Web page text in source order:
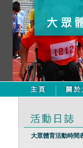
大眾體育活動時間